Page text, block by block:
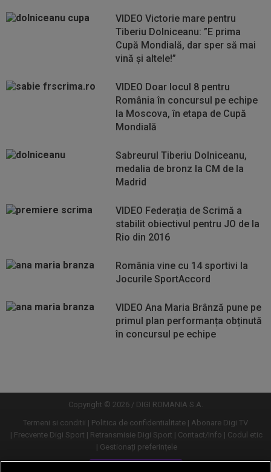
VIDEO Victorie mare pentru
Tiberiu Dolniceanu: ”E prima
Cupă Mondială, dar sper să mai
vină și altele!”
VIDEO Doar locul 8 pentru
România în concursul pe echipe
la Moscova, în etapa de Cupă
Mondială
Sabreurul Tiberiu Dolniceanu,
medalia de bronz la CM de la
Madrid
VIDEO Federația de Scrimă a
stabilit obiectivul pentru JO de la
Rio din 2016
România vine cu 14 sportivi la
Jocurile SportAccord
VIDEO Ana Maria Brânză pune pe
primul plan performanța obținută
în concursul pe echipe
mai
mai
Copyright © 2026 / DIGI ROMANIA S.A.
Termeni si conditii
Politica de confidentialitate
Abonare Digi TV
Frecvente Digi Sport
Retransmisie Digi Sport Contact/Info
Codul etic
Gestionați preferințele